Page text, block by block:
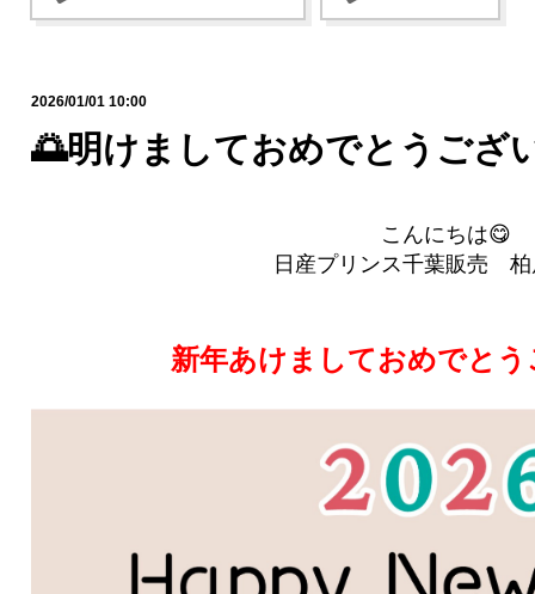
2026/01/01 10:00
🌅明けましておめでとうござ
こんにちは😋
日産プリンス千葉販売 柏
新年あけましておめでと